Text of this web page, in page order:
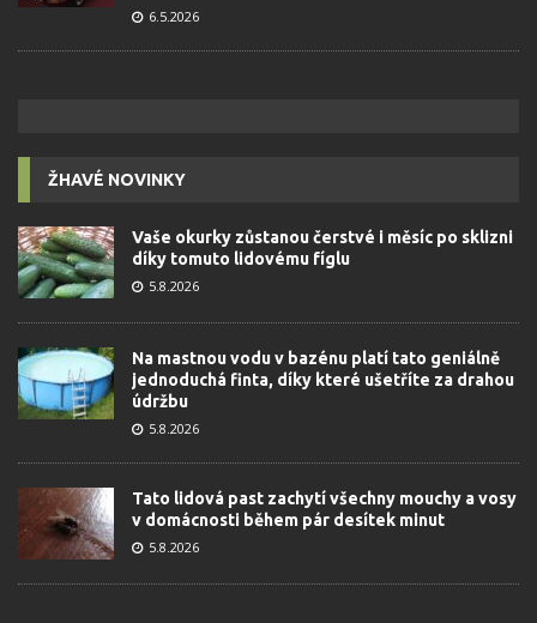
6.5.2026
ŽHAVÉ NOVINKY
Vaše okurky zůstanou čerstvé i měsíc po sklizni
díky tomuto lidovému fíglu
5.8.2026
Na mastnou vodu v bazénu platí tato geniálně
jednoduchá finta, díky které ušetříte za drahou
údržbu
5.8.2026
Tato lidová past zachytí všechny mouchy a vosy
v domácnosti během pár desítek minut
5.8.2026